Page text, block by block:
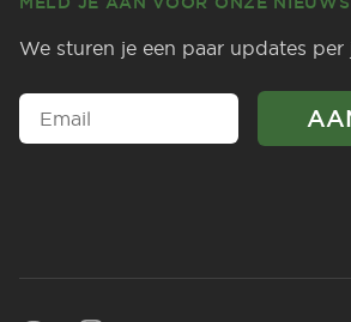
We sturen je een paar updates per